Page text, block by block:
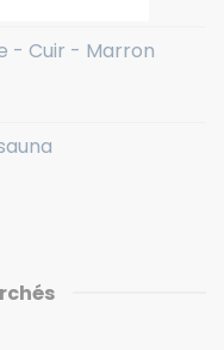
- Cuir - Marron